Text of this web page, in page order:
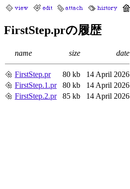
FirstStep.prの履歴
name size date
FirstStep.pr 80 kb
14 April 2026
FirstStep.1.pr
80 kb
14 April 2026
FirstStep.2.pr
85 kb 14 April 2026